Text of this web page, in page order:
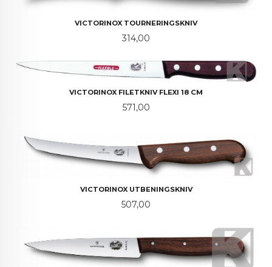
VICTORINOX TOURNERINGSKNIV
Pris
314,00
VICTORINOX FILETKNIV FLEXI 18 CM
Pris
571,00
VICTORINOX UTBENINGSKNIV
Pris
507,00